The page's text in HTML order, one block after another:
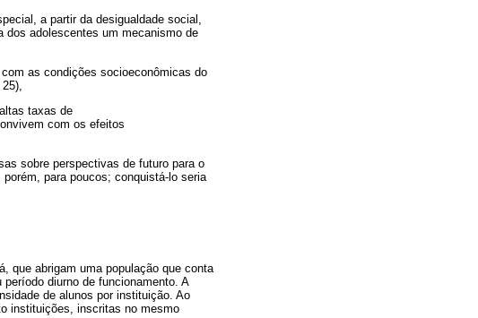
a partir da desigualdade social,
dos adolescentes um mecanismo de
as condições socioeconômicas do
taxas de
com os efeitos
sobre perspectivas de futuro para o
para poucos; conquistá-lo seria
que abrigam uma população que conta
diurno de funcionamento. A
de alunos por instituição. Ao
instituições, inscritas no mesmo